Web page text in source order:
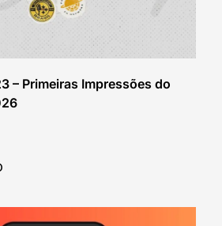
– Primeiras Impressões do